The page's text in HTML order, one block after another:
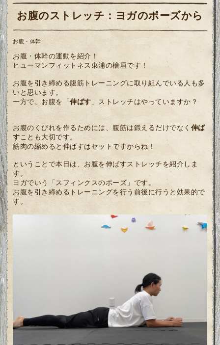
お腹のストレッチ：ヨガのポーズから
お腹・体幹
お腹・体幹の運動を紹介！
ヒューマンフィットネス東浦の檜垣です！
お腹を引き締める腹筋トレーニングに取り組んでいる人も多
いと思います。
一方で、お腹を「伸ばす 」ストレッチはやっていますか？
お腹のくびれを作るためには、腹筋は鍛えるだけでなく伸ば
すことも大切です。
筋肉の縮めると伸ばすはセットですからね！
ということで本日は、お腹を伸ばすストレッチを紹介しま
す。
ヨガでいう「スフィンクスのポーズ」です。
お腹を引き締めるトレーニングを行う前後に行うと効果的で
す。